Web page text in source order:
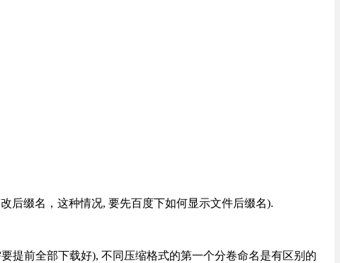
后缀名，这种情况, 要先百度下如何显示文件后缀名).
提前全部下载好), 不同压缩格式的第一个分卷命名是有区别的